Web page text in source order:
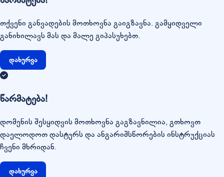
თქვენი განვადების მოთხოვნა გაიგზავნა. გამყიდველი
განიხილავს მას და მალე გიპასუხებთ.
დახურვა
წარმატება!
დომენის შესყიდვის მოთხოვნა გაგზავნილია, გთხოვთ
დაელოდოთ დასტურს და ანგარიშსწორების ინსტრუქციას
ჩვენი მხრიდან.
დახურვა